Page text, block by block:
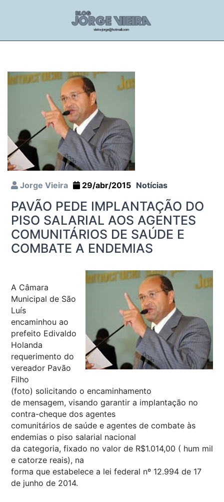
Jorge Vieira 29/abr/2015 Notícias
PAVÃO PEDE IMPLANTAÇÃO DO
PISO SALARIAL AOS AGENTES
COMUNITÁRIOS DE SAÚDE E
COMBATE A ENDEMIAS
A Câmara
Municipal de São
Luís
encaminhou ao
prefeito Edivaldo
Holanda
requerimento do
vereador Pavão
Filho
(foto) solicitando o encaminhamento
de mensagem, visando garantir a implantação no
contra-cheque dos agentes
comunitários de saúde e agentes de combate às
endemias o piso salarial nacional
da categoria, fixado no valor de R$1.014,00 ( hum mil
e catorze reais), na
forma que estabelece a lei federal nº 12.994 de 17
de junho de 2014.